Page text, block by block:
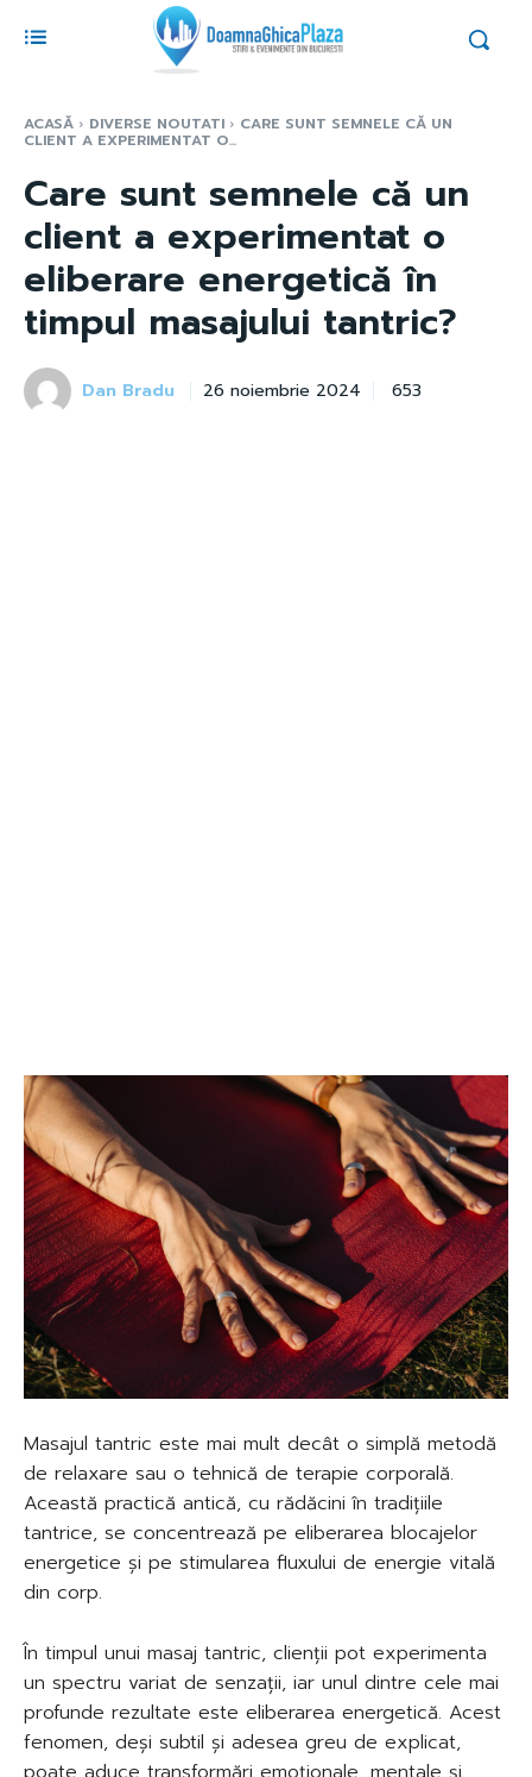
ACASĂ DIVERSE NOUTATI CARE SUNT SEMNELE CĂ UN
CLIENT A EXPERIMENTAT O...
Care sunt semnele că un
client a experimentat o
eliberare energetică în
timpul masajului tantric?
Dan Bradu 26 noiembrie 2024 653
Masajul tantric este mai mult decât o simplă metodă
de relaxare sau o tehnică de terapie corporală.
Această practică antică, cu rădăcini în tradițiile
tantrice, se concentrează pe eliberarea blocajelor
energetice și pe stimularea fluxului de energie vitală
din corp.
În timpul unui masaj tantric, clienții pot experimenta
un spectru variat de senzații, iar unul dintre cele mai
profunde rezultate este eliberarea energetică. Acest
fenomen, deși subtil și adesea greu de explicat,